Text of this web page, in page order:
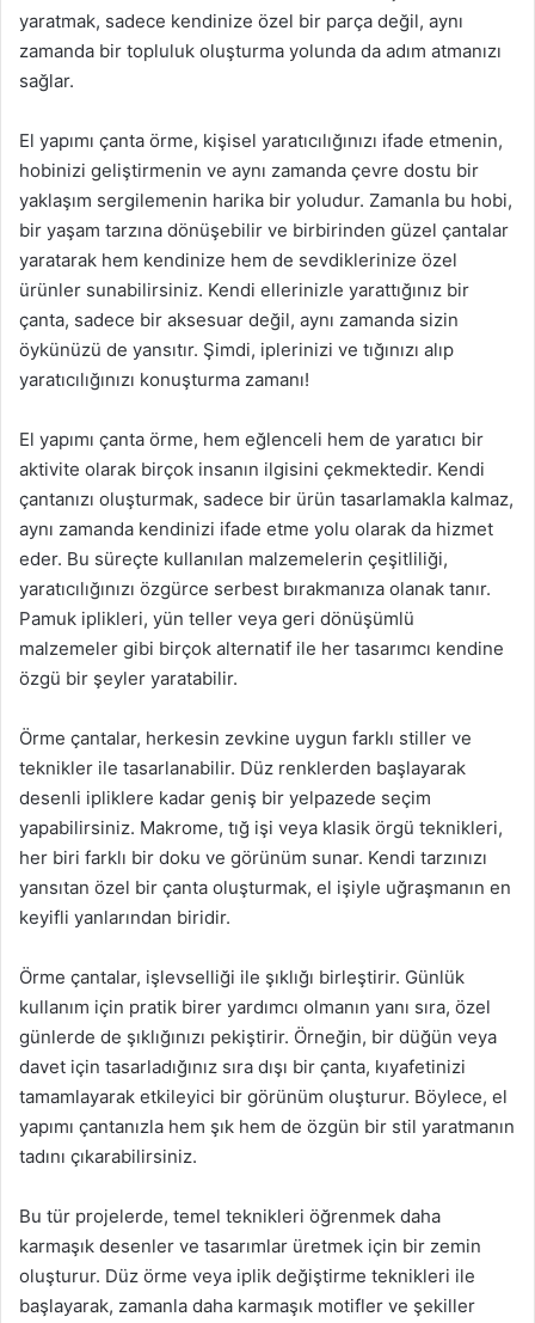
yaratmak, sadece kendinize özel bir parça değil, aynı
zamanda bir topluluk oluşturma yolunda da adım atmanızı
sağlar.
El yapımı çanta örme, kişisel yaratıcılığınızı ifade etmenin,
hobinizi geliştirmenin ve aynı zamanda çevre dostu bir
yaklaşım sergilemenin harika bir yoludur. Zamanla bu hobi,
bir yaşam tarzına dönüşebilir ve birbirinden güzel çantalar
yaratarak hem kendinize hem de sevdiklerinize özel
ürünler sunabilirsiniz. Kendi ellerinizle yarattığınız bir
çanta, sadece bir aksesuar değil, aynı zamanda sizin
öykünüzü de yansıtır. Şimdi, iplerinizi ve tığınızı alıp
yaratıcılığınızı konuşturma zamanı!
El yapımı çanta örme, hem eğlenceli hem de yaratıcı bir
aktivite olarak birçok insanın ilgisini çekmektedir. Kendi
çantanızı oluşturmak, sadece bir ürün tasarlamakla kalmaz,
aynı zamanda kendinizi ifade etme yolu olarak da hizmet
eder. Bu süreçte kullanılan malzemelerin çeşitliliği,
yaratıcılığınızı özgürce serbest bırakmanıza olanak tanır.
Pamuk iplikleri, yün teller veya geri dönüşümlü
malzemeler gibi birçok alternatif ile her tasarımcı kendine
özgü bir şeyler yaratabilir.
Örme çantalar, herkesin zevkine uygun farklı stiller ve
teknikler ile tasarlanabilir. Düz renklerden başlayarak
desenli ipliklere kadar geniş bir yelpazede seçim
yapabilirsiniz. Makrome, tığ işi veya klasik örgü teknikleri,
her biri farklı bir doku ve görünüm sunar. Kendi tarzınızı
yansıtan özel bir çanta oluşturmak, el işiyle uğraşmanın en
keyifli yanlarından biridir.
Örme çantalar, işlevselliği ile şıklığı birleştirir. Günlük
kullanım için pratik birer yardımcı olmanın yanı sıra, özel
günlerde de şıklığınızı pekiştirir. Örneğin, bir düğün veya
davet için tasarladığınız sıra dışı bir çanta, kıyafetinizi
tamamlayarak etkileyici bir görünüm oluşturur. Böylece, el
yapımı çantanızla hem şık hem de özgün bir stil yaratmanın
tadını çıkarabilirsiniz.
Bu tür projelerde, temel teknikleri öğrenmek daha
karmaşık desenler ve tasarımlar üretmek için bir zemin
oluşturur. Düz örme veya iplik değiştirme teknikleri ile
başlayarak, zamanla daha karmaşık motifler ve şekiller